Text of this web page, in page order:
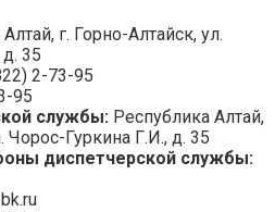
г. Горно-Алтайск, ул.
35
2-73-95
95
службы: Республика Алтай,
Чорос-Гуркина Г.И., д. 35
диспетчерской службы: